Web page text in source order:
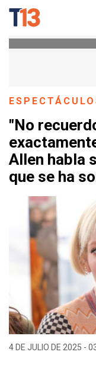
"No
Allen habla
que se ha
4 DE JULIO DE 2025 -